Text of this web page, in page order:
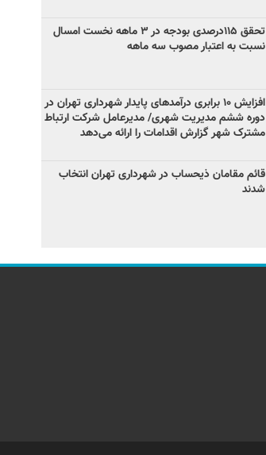
تحقق ۱۱۵درصدی بودجه در ۳ ماهه نخست امسال
نسبت به اعتبار مصوب سه ماهه
افزایش ۱۰ برابری درآمدهای پایدار شهرداری تهران در
دوره ششم مدیریت شهری/ مدیرعامل شرکت ارتباط
مشترک شهر گزارش اقدامات را ارائه می‌دهد
قائم مقامان ذیحساب در شهرداری تهران انتخاب
شدند